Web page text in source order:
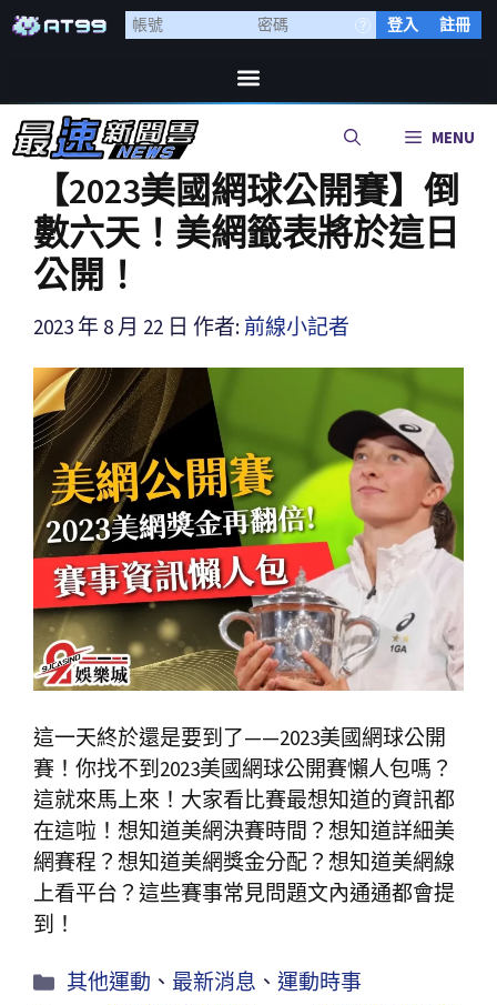
登入 註冊
MENU
【2023美國網球公開賽】倒
數六天！美網籤表將於這日
公開！
2023 年 8 月 22 日 作者: 前線小記者
這一天終於還是要到了——2023美國網球公開
賽！你找不到2023美國網球公開賽懶人包嗎？
這就來馬上來！大家看比賽最想知道的資訊都
在這啦！想知道美網決賽時間？想知道詳細美
網賽程？想知道美網獎金分配？想知道美網線
上看平台？這些賽事常見問題文內通通都會提
到！
其他運動 、最新消息 、運動時事